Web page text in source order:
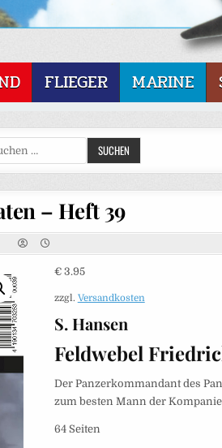
FLIEGER MARINE
SUCHEN
– Heft 39
€3.95
zzgl. Versandkosten
S. Hansen
Feldwebel
Der Panzerkommandant des
zum besten Mann der
64 Seiten